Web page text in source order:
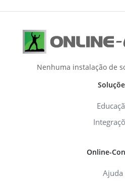
Nenhuma instalação de
Online-
Ajuda